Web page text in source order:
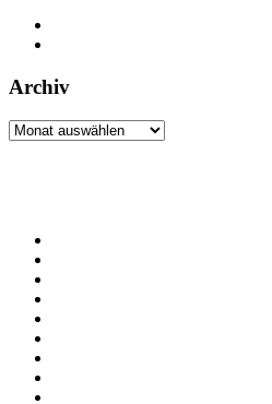
Archiv
Archiv